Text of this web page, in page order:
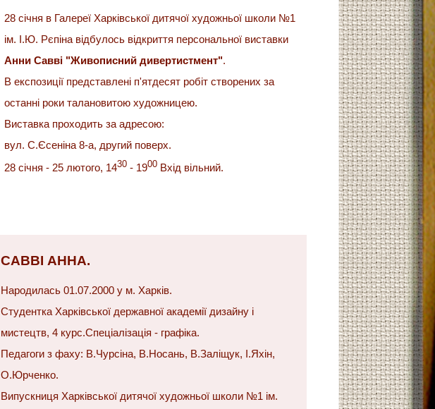
28 сiчня в Галереї Харківської дитячої художньої школи №1
ім. І.Ю. Рєпіна відбулось відкриття персональної виставки
Анни Саввi "Живописний дивертистмент".
В експозиції представлені п'ятдесят робіт створених за
останні роки талановитою художницею.
Виставка проходить за адресою:
вул. С.Єсеніна 8-а, другий поверх.
28 сiчня - 25 лютого, 1430 - 1900 Вхід вільний.
САВВІ АННА.
Народилась 01.07.2000 у м. Харків.
Студентка Харківської державної академії дизайну і
мистецтв, 4 курс.Спеціалізація - графіка.
Педагоги з фаху: В.Чурсіна, В.Носань, В.Заліщук, І.Яхін,
О.Юрченко.
Випускниця Харківської дитячої художньої школи №1 ім.